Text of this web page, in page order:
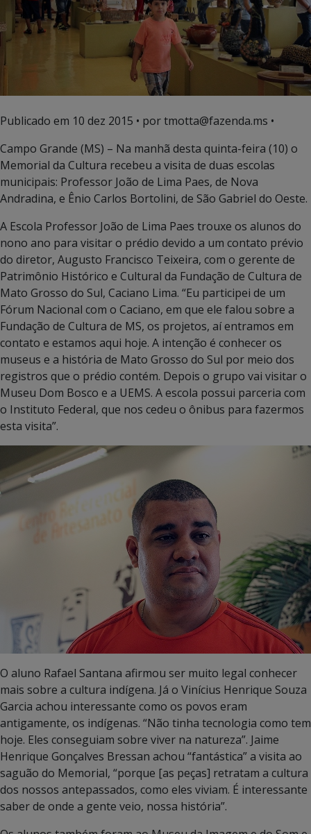
Publicado em 10 dez 2015 • por tmotta@fazenda.ms •
Campo Grande (MS) – Na manhã desta quinta-feira (10) o
Memorial da Cultura recebeu a visita de duas escolas
municipais: Professor João de Lima Paes, de Nova
Andradina, e Ênio Carlos Bortolini, de São Gabriel do Oeste.
A Escola Professor João de Lima Paes trouxe os alunos do
nono ano para visitar o prédio devido a um contato prévio
do diretor, Augusto Francisco Teixeira, com o gerente de
Patrimônio Histórico e Cultural da Fundação de Cultura de
Mato Grosso do Sul, Caciano Lima. “Eu participei de um
Fórum Nacional com o Caciano, em que ele falou sobre a
Fundação de Cultura de MS, os projetos, aí entramos em
contato e estamos aqui hoje. A intenção é conhecer os
museus e a história de Mato Grosso do Sul por meio dos
registros que o prédio contém. Depois o grupo vai visitar o
Museu Dom Bosco e a UEMS. A escola possui parceria com
o Instituto Federal, que nos cedeu o ônibus para fazermos
esta visita”.
O aluno Rafael Santana afirmou ser muito legal conhecer
mais sobre a cultura indígena. Já o Vinícius Henrique Souza
Garcia achou interessante como os povos eram
antigamente, os indígenas. “Não tinha tecnologia como tem
hoje. Eles conseguiam sobre viver na natureza”. Jaime
Henrique Gonçalves Bressan achou “fantástica” a visita ao
saguão do Memorial, “porque [as peças] retratam a cultura
dos nossos antepassados, como eles viviam. É interessante
saber de onde a gente veio, nossa história”.